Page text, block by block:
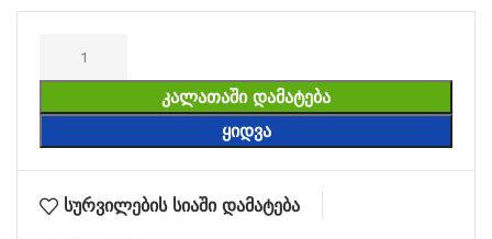
ᲙᲐᲚᲐᲗᲐᲨᲘ ᲓᲐᲛᲐᲢᲔᲑᲐ
ᲧᲘᲓᲕᲐ
სურვილების სიაში დამატება